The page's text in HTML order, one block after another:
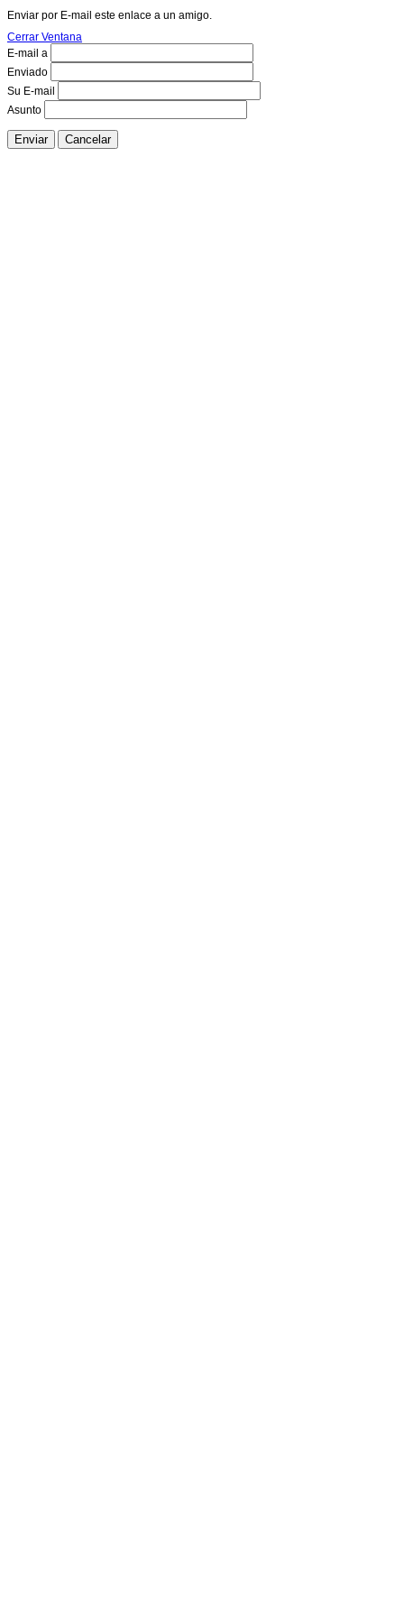
Enviar por E-mail este enlace a un amigo.
Cerrar Ventana
E-mail a
Enviado
Su E-mail
Asunto
Enviar Cancelar